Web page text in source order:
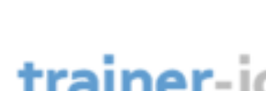
Jobs und Stellenangebote für
Trainer und Dozenten